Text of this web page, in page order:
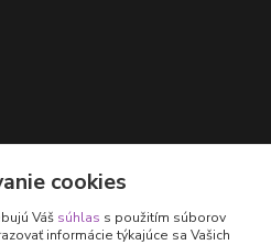
cookies
Váš súhlas s použitím súborov
informácie týkajúce sa Vašich